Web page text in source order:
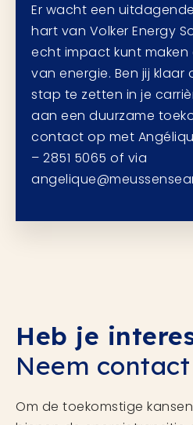
Er wacht een
hart van Volker Energy
echt impact kunt
van energie. Ben jij
stap te zetten in je
aan een duurzame
contact op met
– 2851 5065 of via
Heb je
Neem
Om de toekomstige